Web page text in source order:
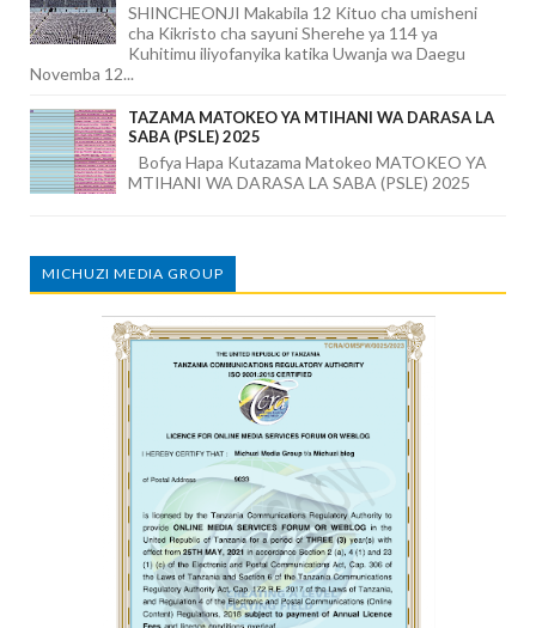
SHINCHEONJI Makabila 12 Kituo cha umisheni
cha Kikristo cha sayuni Sherehe ya 114 ya
Kuhitimu iliyofanyika katika Uwanja wa Daegu
Novemba 12...
TAZAMA MATOKEO YA MTIHANI WA DARASA LA
SABA (PSLE) 2025
Bofya Hapa Kutazama Matokeo MATOKEO YA
MTIHANI WA DARASA LA SABA (PSLE) 2025
MICHUZI MEDIA GROUP